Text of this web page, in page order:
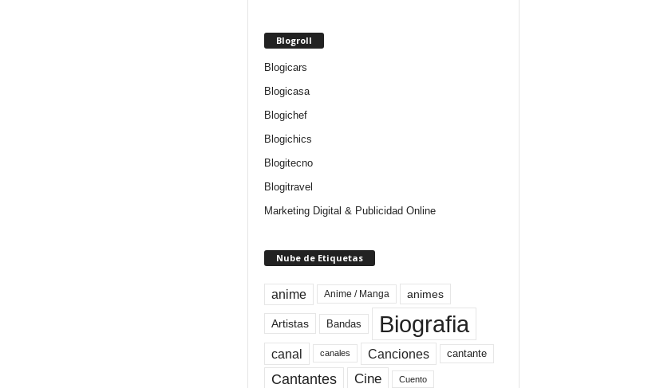
Blogroll
Blogicars
Blogicasa
Blogichef
Blogichics
Blogitecno
Blogitravel
Marketing Digital & Publicidad Online
Nube de Etiquetas
anime Anime / Manga animes
Artistas Bandas Biografia
canal canales Canciones cantante
Cantantes Cine Cuento